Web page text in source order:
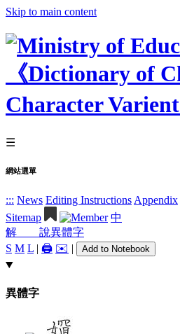
Skip to main content
☰
網站選單
::: News Editing Instructions Appendix
Sitemap
中
解 說異體字
S M L | 🖨️ ✉️ | Add to Notebook
異體字